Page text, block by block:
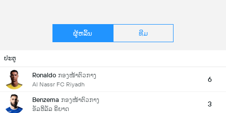
ຜູ້ຫລິ້ນ ທີມ
ປະຕູ
Ronaldo ກອງໜ້າຕົວກາງ
Al Nassr FC Riyadh
6
Benzema ກອງໜ້າຕົວກາງ
ອັລຮິລັລ ຣິຍາດ
3